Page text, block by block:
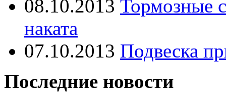
08.10.2013 Тормозные
наката
07.10.2013 Подвеска
Последние новости